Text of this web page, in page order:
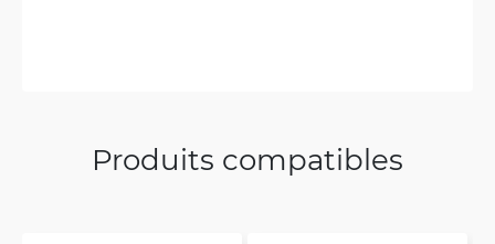
Produits compatibles